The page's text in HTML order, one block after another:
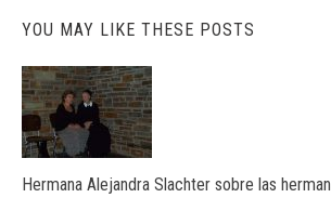
YOU MAY LIKE THESE POSTS
Hermana Alejandra Slachter sobre las